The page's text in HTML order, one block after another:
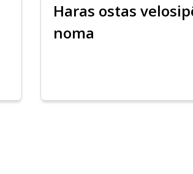
Haras ostas
noma